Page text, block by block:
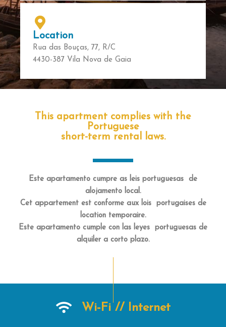
Location
Rua das Bouças, 77, R/C
4430-387 Vila Nova de Gaia
This apartment complies with the
Portuguese
short-term rental laws.
Este apartamento cumpre as leis portuguesas de
alojamento local.
Cet appartement est conforme aux lois portugaises de
location temporaire.
Este apartamento cumple con las leyes portuguesas de
alquiler a corto plazo.
Wi-Fi // Internet